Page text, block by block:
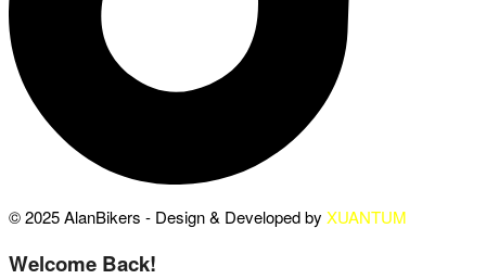
© 2025 AlanBikers - Design & Developed by XUANTUM
Welcome Back!